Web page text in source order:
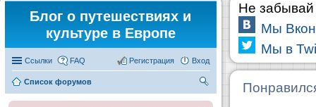
Блог о путешествиях и
культуре в Европе
Ссылки FAQ Вход
Регистрация
Список форумов
Не забывай
Мы
Мы в